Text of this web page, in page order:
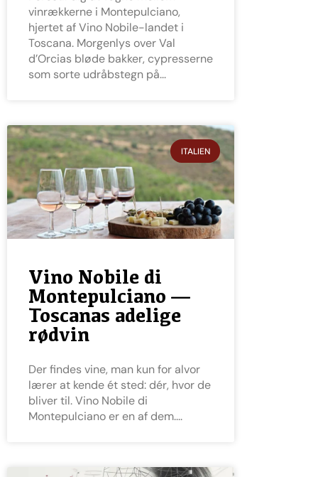
vinrækkerne i Montepulciano,
hjertet af Vino Nobile-landet i
Toscana. Morgenlys over Val
d’Orcias bløde bakker, cypresserne
som sorte udråbstegn på
ITALIEN
Vino Nobile di
Montepulciano —
Toscanas adelige
rødvin
Der findes vine, man kun for alvor
lærer at kende ét sted: dér, hvor de
bliver til. Vino Nobile di
Montepulciano er en af dem.